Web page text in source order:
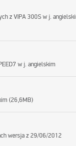
z VIPA 300S w j.
w j. angielskim
(26,6MB)
wersja z 29/06/2012